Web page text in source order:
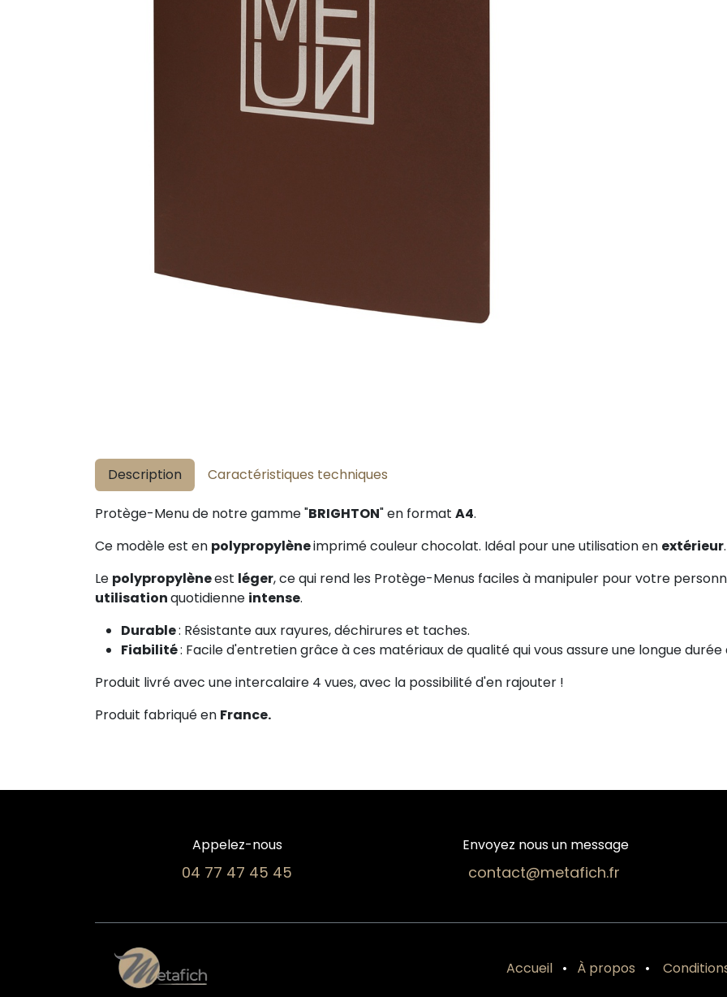
Description Caractéristiques techniques
Protège-Menu de notre gamme "BRIGHTON" en format A4.
Ce modèle est en polypropylèneimprimé couleur chocolat. Idéal pour une utilisation en extérieur.
Le polypropylèneest léger, ce qui rend les Protège-Menus faciles à manipuler pour votre
utilisationquotidienne intense.
Durable: Résistante aux rayures, déchirures et taches.
Fiabilité: Facile d'entretien grâce à ces matériaux de qualité qui vous assure une longue
Produit livré avec une intercalaire 4 vues, avec la possibilité d'en rajouter !
Produit fabriqué en France.
Appelez-nous
04 77 47 45 45​
Envoyez nous un message
contact@metafich.fr
Accueil • À propos •